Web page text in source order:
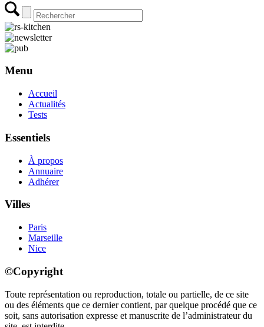
Menu
Accueil
Actualités
Tests
Essentiels
À propos
Annuaire
Adhérer
Villes
Paris
Marseille
Nice
©Copyright
Toute représentation ou reproduction, totale ou partielle, de ce site
ou des éléments que ce dernier contient, par quelque procédé que ce
soit, sans autorisation expresse et manuscrite de l’administrateur du